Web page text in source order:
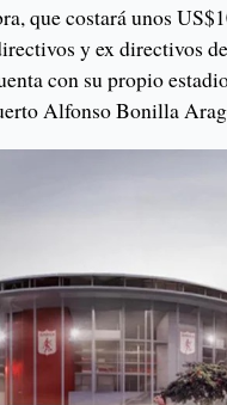
que costará unos
y ex directivos
con su propio
Alfonso Bonilla